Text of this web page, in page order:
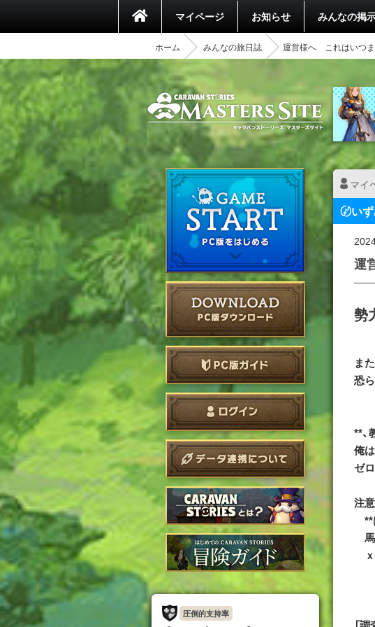
マイページ お知らせ みんなの掲
ホーム みんなの旅日誌 運営様へ これはいつま
圧倒的支持率
マイ
〄い
運
勢
ま
恐
**、
俺
ゼ
注意
**
馬
ｘ